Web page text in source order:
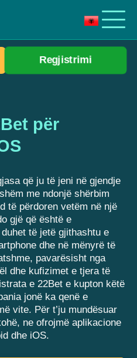
Regjistrimi
për
që ju të jeni në gjendje
me ndonjë shërbim
të përdoren vetëm në një
gjë që është e
të jetë gjithashtu e
dhe në mënyrë të
pavarësisht nga
dhe kufizimet e tjera të
e 22Bet e kupton këtë
jonë ka qenë e
vite. Për t’ju mundësuar
ne ofrojmë aplikacione
dhe iOS.